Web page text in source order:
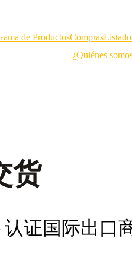
de ProductosCompras
¿Quiénes
货
认证国际出口